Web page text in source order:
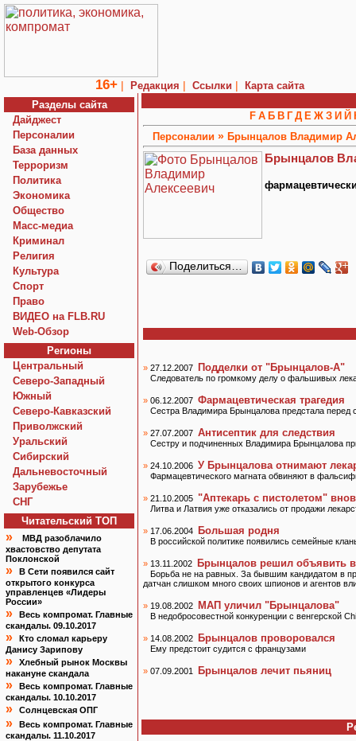
16+ | Редакция | Ссылки |
Карта сайта
Разделы сайта
Дайджест
Персоналии
База данных
Терроризм
Политика
Экономика
Общество
Macc-медиа
Криминал
Религия
Культура
Спорт
Право
ВИДЕО на FLB.RU
Web-Обзор
Регионы
Центральный
Северо-Западный
Южный
Северо-Кавказский
Приволжский
Уральский
Сибирский
Дальневосточный
Зарубежье
СНГ
Читательский TOП
»
МВД разоблачило
хвастовство депутата
Поклонской
»
В Сети появился сайт
открытого конкурса
управленцев «Лидеры
России»
»
Весь компромат. Главные
скандалы. 09.10.2017
»
Кто сломал карьеру
Данису Зарипову
»
Хлебный рынок Москвы
накануне скандала
»
Весь компромат. Главные
скандалы. 10.10.2017
» Солнцевская ОПГ
»
Весь компромат. Главные
скандалы. 11.10.2017
F А Б В Г Д Е Ж З И Й
Персоналии » Брынцалов Владимир
Брынцалов
Поделиться…
» 27.12.2007 Подделки от "Брынцалов-А"
Следователь по громкому делу о фальшивых
» 06.12.2007 Фармацевтическая трагедия
Сестра Владимира Брынцалова предстала перед
» 27.07.2007 Антисептик для следствия
Сестру и подчиненных Владимира Брынцалова
» 24.10.2006 У Брынцалова отнимают
Фармацевтического магната обвиняют в
» 21.10.2005 "Аптекарь с пистолетом"
Литва и Латвия уже отказались от продажи
» 17.06.2004 Большая родня
В российской политике появились семейные
» 13.11.2002 Брынцалов решил объявить
Борьба не на равных. За бывшим кандидатом в
датчан слишком много своих шпионов и агентов
» 19.08.2002 МАП уличил "Брынцалова"
В недобросовестной конкуренции с венгерской
» 14.08.2002 Брынцалов проворовался
Ему предстоит судится с французами
» 07.09.2001 Брынцалов лечит пьяниц